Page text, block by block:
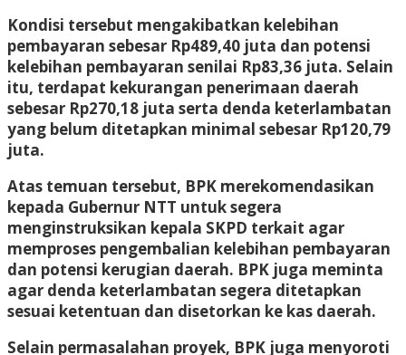
Kondisi tersebut mengakibatkan kelebihan
pembayaran sebesar Rp489,40 juta dan potensi
kelebihan pembayaran senilai Rp83,36 juta. Selain
itu, terdapat kekurangan penerimaan daerah
sebesar Rp270,18 juta serta denda keterlambatan
yang belum ditetapkan minimal sebesar Rp120,79
juta.
Atas temuan tersebut, BPK merekomendasikan
kepada Gubernur NTT untuk segera
menginstruksikan kepala SKPD terkait agar
memproses pengembalian kelebihan pembayaran
dan potensi kerugian daerah. BPK juga meminta
agar denda keterlambatan segera ditetapkan
sesuai ketentuan dan disetorkan ke kas daerah.
Selain permasalahan proyek, BPK juga menyoroti